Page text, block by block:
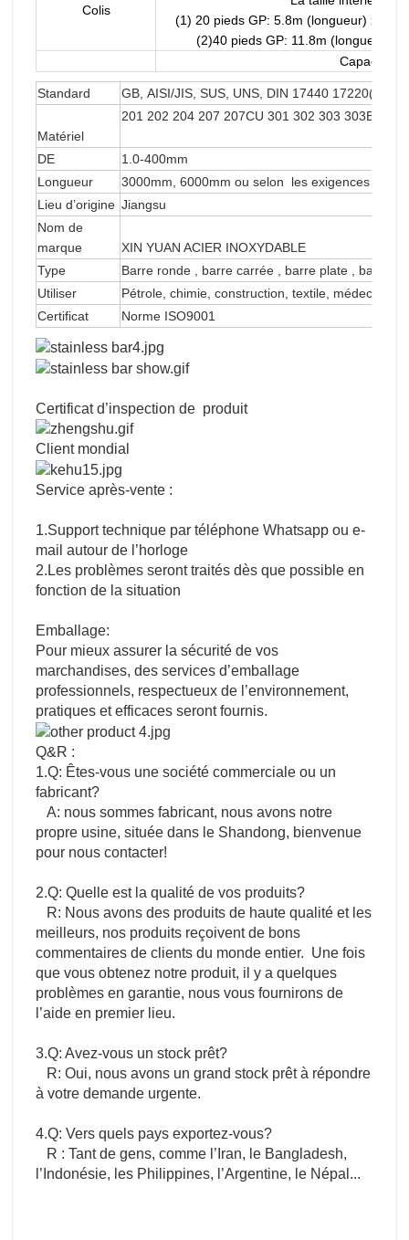
Colis
(1) 20 pieds GP: 5.8m (longueur)
(2)40 pieds GP: 11.8m
Capacité
Standard GB, AISI/JIS, SUS, UNS, DIN 17440
Matériel
201 202 204 207 207CU 301 302 303 303B
DE
1.0-400mm
Longueur
3000mm, 6000mm ou selon les exigences du
Lieu d’origine Jiangsu
Nom de
marque
XIN YUAN ACIER INOXYDABLE
Type
Barre ronde , barre carrée , barre plate , barre
Utiliser
Pétrole, chimie, construction, textile, médecine,
Certificat
Norme ISO9001
Certificat d’inspection de produit
Client mondial
Service après-vente :
1.Support technique par téléphone Whatsapp ou e-
mail autour de l’horloge
2.Les problèmes seront traités dès que possible en
fonction de la situation
Emballage:
Pour mieux assurer la sécurité de vos
marchandises, des services d’emballage
professionnels, respectueux de l’environnement,
pratiques et efficaces seront fournis.
Q&R :
1.Q: Êtes-vous une société commerciale ou un
fabricant?
A: nous sommes fabricant, nous avons notre
propre usine, située dans le Shandong, bienvenue
pour nous contacter!
2.Q: Quelle est la qualité de vos produits?
R: Nous avons des produits de haute qualité et les
meilleurs, nos produits reçoivent de bons
commentaires de clients du monde entier. Une fois
que vous obtenez notre produit, il y a quelques
problèmes en garantie, nous vous fournirons de
l’aide en premier lieu.
3.Q: Avez-vous un stock prêt?
R: Oui, nous avons un grand stock prêt à répondre
à votre demande urgente.
4.Q: Vers quels pays exportez-vous?
R : Tant de gens, comme l’Iran, le Bangladesh,
l’Indonésie, les Philippines, l’Argentine, le Népal...